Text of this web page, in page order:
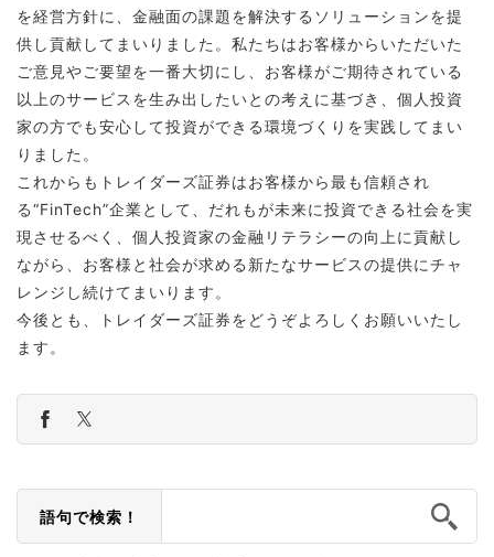
を経営方針に、金融面の課題を解決するソリューションを提
供し貢献してまいりました。私たちはお客様からいただいた
ご意見やご要望を一番大切にし、お客様がご期待されている
以上のサービスを生み出したいとの考えに基づき、個人投資
家の方でも安心して投資ができる環境づくりを実践してまい
りました。
これからもトレイダーズ証券はお客様から最も信頼され
る“FinTech”企業として、だれもが未来に投資できる社会を実
現させるべく、個人投資家の金融リテラシーの向上に貢献し
ながら、お客様と社会が求める新たなサービスの提供にチャ
レンジし続けてまいります。
今後とも、トレイダーズ証券をどうぞよろしくお願いいたし
ます。
語句で検索！